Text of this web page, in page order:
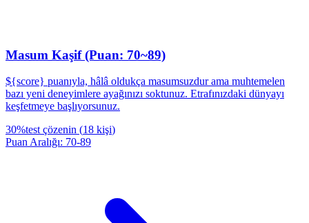
Masum Kaşif (Puan: 70~89)
${score} puanıyla, hâlâ oldukça masumsuzdur ama muhtemelen
bazı yeni deneyimlere ayağınızı soktunuz. Etrafınızdaki dünyayı
keşfetmeye başlıyorsunuz.
30%test çözenin (18 kişi)
Puan Aralığı: 70-89